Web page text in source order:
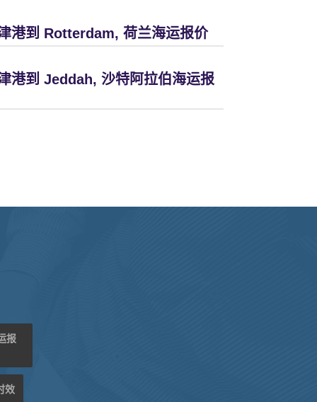
港到 Rotterdam, 荷兰海运报价
港到 Jeddah, 沙特阿拉伯海运报
报
效